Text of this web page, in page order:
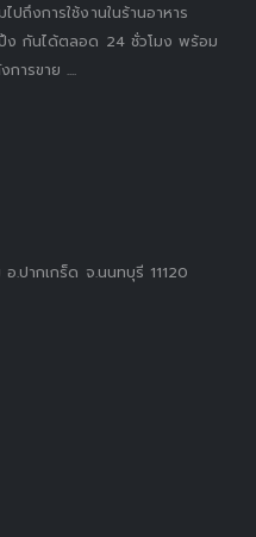
ถึงการใช้งานในร้านอาหาร
ง กันได้ตลอด 24 ชั่วโมง พร้อม
ารขาย ....
ปากเกร็ด จ.นนทบุรี 11120